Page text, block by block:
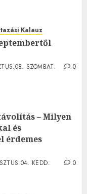
Kalauz
SZOMBAT.
0
– Milyen
és
érdemes
KEDD.
0